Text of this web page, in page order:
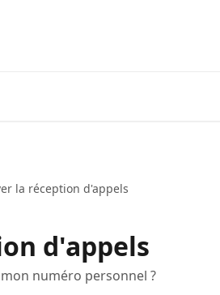
la réception d'appels
d'appels
numéro personnel ?